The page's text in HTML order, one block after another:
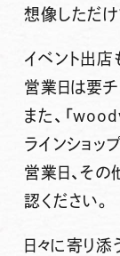
想像しただけ
イベント出店
営業日は要チ
また、「
ラインショッ
営業日、そ
認ください。
日々に寄り添